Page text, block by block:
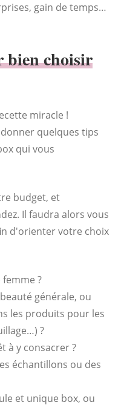
gain de temps…
bien choisir
miracle !
quelques tips
qui vous
budget, et
Il faudra alors vous
d'orienter votre choix
?
générale, ou
les produits pour les
?
à y consacrer ?
échantillons ou des
et unique box, ou